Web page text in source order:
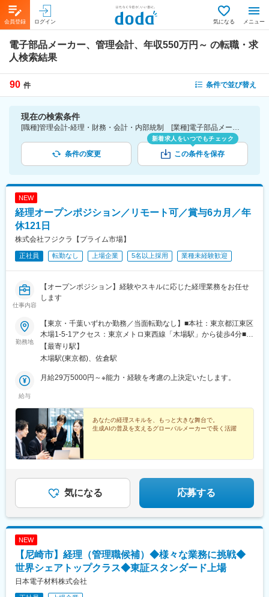
会員登録 ログイン 気になる メニュー
電子部品メーカー、管理会計、年収550万円～ の転職・求
人検索結果
90 件 条件で並び替え
現在の検索条件
[職種]管理会計-経理・財務・会計・内部統制 [業種]電子部品メーカー-メーカー（機械・電気）業界 [年収]550万円～
条件の変更
新着求人をいつでもチェック
この条件を保存
NEW
経理オープンポジション／リモート可／賞与6カ月／年
休121日
株式会社フジクラ【プライム市場】
正社員 転勤なし 上場企業 5名以上採用 業種未経験歓迎
仕事内容
【オープンポジション】経験やスキルに応じた経理業務をお任せ
します
勤務地
【東京・千葉いずれか勤務／当面転勤なし】■本社：東京都江東区
木場1-5-1アクセス：東京メトロ東西線「木場駅」から徒歩4分■佐
倉事業所：千葉県佐倉市六崎1440アクセス：JR総武本線・成田線
「佐倉駅」から徒歩12分★佐倉駅から通勤バスあり／自動車通勤
所を含む）の可能性あり※受動喫煙防止対策：屋内全面禁煙
【最寄り駅】
木場駅(東京都)、佐倉駅
給与
月給29万5000円～※能力・経験を考慮の上決定いたします。
あなたの経理スキルを、もっと大きな舞台で。
生成AIの普及を支えるグローバルメーカーで長く活躍
気になる 応募する
NEW
【尼崎市】経理（管理職候補）◆様々な業務に挑戦◆
世界シェアトップクラス◆東証スタンダード上場
日本電子材料株式会社